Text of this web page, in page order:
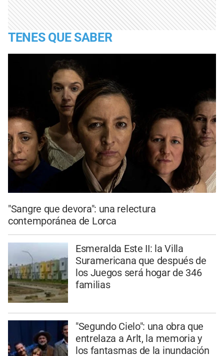
TENES QUE SABER
"Sangre que devora": una relectura
contemporánea de Lorca
Esmeralda Este II: la Villa
Suramericana que después de
los Juegos será hogar de 346
familias
"Segundo Cielo": una obra que
entrelaza a Arlt, la memoria y
los fantasmas de la inundación